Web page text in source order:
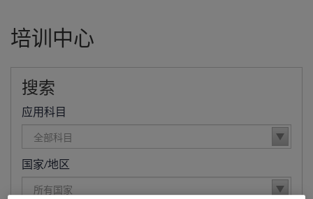
培训中心
搜索
应用科目
全部科目
国家/地区
所有国家